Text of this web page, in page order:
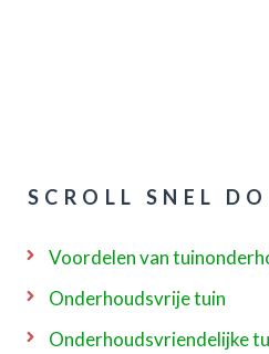
SCROLL SNEL
Voordelen van
Onderhoudsvrije tuin
Onderhoudsvriendelijke